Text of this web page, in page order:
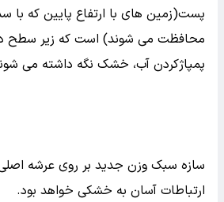
پست(زمین های با ارتفاع پایین که
محافظت می شوند) است که زیر سطح
پمپاژکردن آب، خشک نگه داشته می
سازه سبک وزن جدید بر روی عرشه
ارتباطات آسان به خشکی خواهد بود.